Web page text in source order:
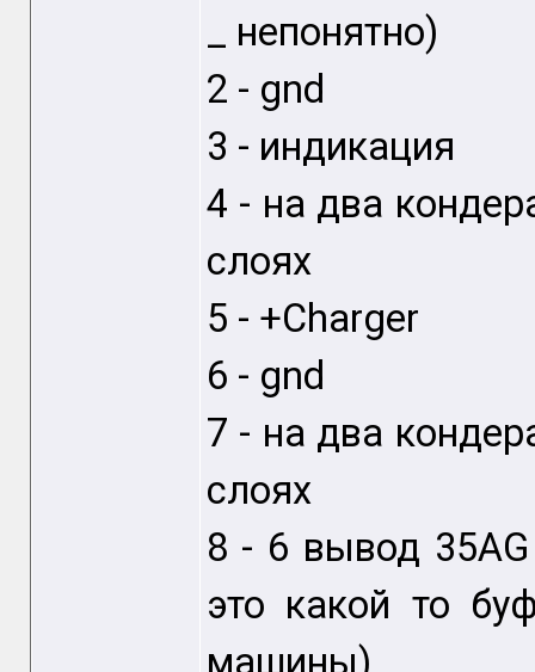
_ непонятно)
2 - gnd
3 - индикация
4 - на два
слоях
5 - +Charger
6 - gnd
7 - на два
слоях
8 - 6 вывод
это какой то
машины)